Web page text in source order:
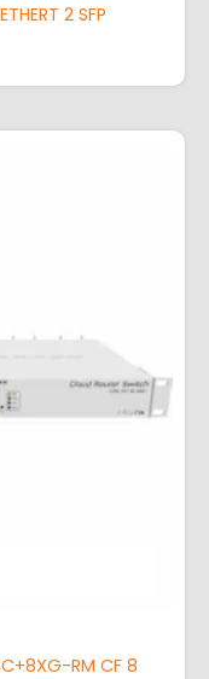
2 SFP
RM CF 8